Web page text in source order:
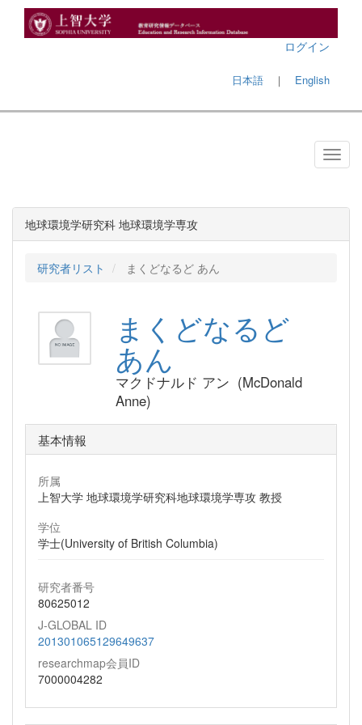
ログイン
日本語 ｜ English
地球環境学研究科 地球環境学専攻
研究者リスト まくどなるど あん
まくどなるど
あん
マクドナルド アン (McDonald
Anne)
基本情報
所属
上智大学 地球環境学研究科地球環境学専攻 教授
学位
学士(University of British Columbia)
研究者番号
80625012
J-GLOBAL ID
201301065129649637
researchmap会員ID
7000004282